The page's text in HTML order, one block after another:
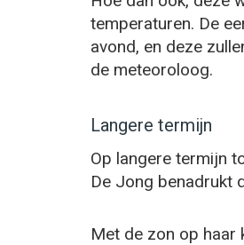
temperaturen. De
avond, en deze
de meteoroloog.
Langere termijn
Op langere termijn
De Jong benadrukt
Met de zon op haar